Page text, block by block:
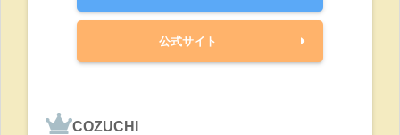
公式サイト
COZUCHI